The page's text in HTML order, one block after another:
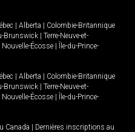
| Alberta | Colombie-Britannique
Brunswick | Terre-Neuve-et-
Nouvelle-Écosse | Île-du-Prince-
| Alberta | Colombie-Britannique
Brunswick | Terre-Neuve-et-
Nouvelle-Écosse | Île-du-Prince-
Canada | Dernières inscriptions au